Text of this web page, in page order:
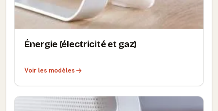
Énergie (électricité et gaz)
Voir les modèles